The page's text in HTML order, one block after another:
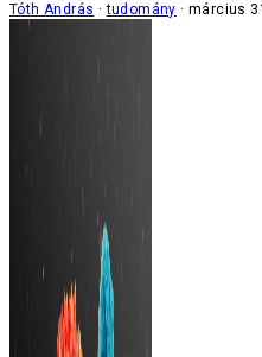
Tóth András tudomány március